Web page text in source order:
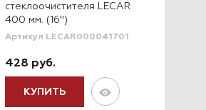
стеклоочистителя LECAR
400 мм. (16")
Артикул LECAR000041701
428 руб.
КУПИТЬ